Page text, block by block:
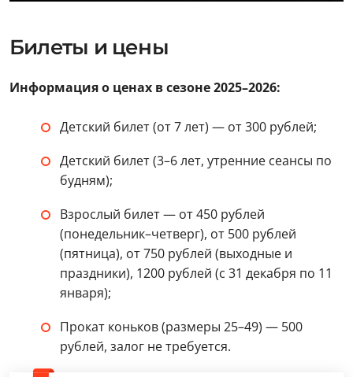
Билеты и цены
Информация о ценах в сезоне 2025–2026:
Детский билет (от 7 лет) — от 300 рублей;
Детский билет (3–6 лет, утренние сеансы по
будням);
Взрослый билет — от 450 рублей
(понедельник–четверг), от 500 рублей
(пятница), от 750 рублей (выходные и
праздники), 1200 рублей (с 31 декабря по 11
января);
Прокат коньков (размеры 25–49) — 500
рублей, залог не требуется.